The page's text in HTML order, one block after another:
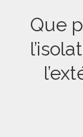
Que